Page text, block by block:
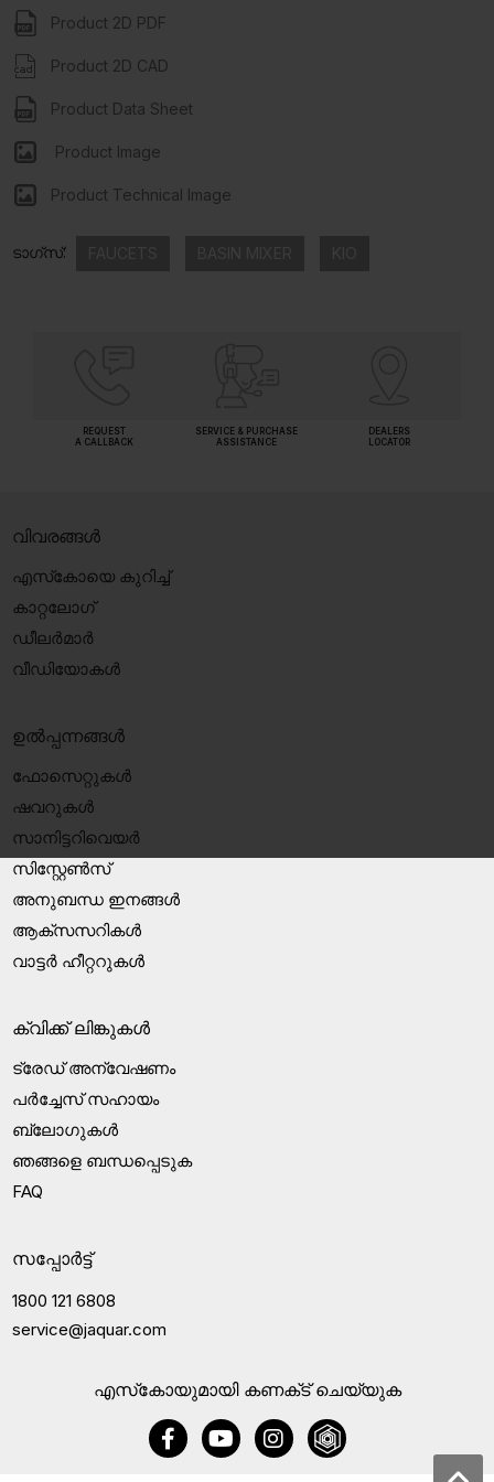
Product 2D PDF
Product 2D CAD
Product Data Sheet
Product Image
Product Technical Image
ടാഗ്സ്:
REQUEST
A CALLBACK
SERVICE & PURCHASE
ASSISTANCE
DEALERS
LOCATOR
എസ്‍കോയുമായി കണക്‌ട് ചെയ്യുക
വിവരങ്ങൾ
എസ്‍കോയെ കുറിച്ച്
കാറ്റലോഗ്
ഡീലർമാർ
വീഡിയോകൾ
ഉൽപ്പന്നങ്ങൾ
ഫോസെറ്റുകൾ
ഷവറുകൾ
സാനിട്ടറിവെയർ
സിസ്റ്റേൺസ്
അനുബന്ധ ഇനങ്ങൾ
ആക്‌സസറികൾ
വാട്ടർ ഹീറ്ററുകൾ
ക്വിക്ക് ലിങ്കുകൾ
ട്രേഡ് അന്വേഷണം
പർച്ചേസ് സഹായം
ബ്ലോഗുകൾ
ഞങ്ങളെ ബന്ധപ്പെടുക
FAQ
സപ്പോർട്ട്
1800 121 6808
service@jaquar.com